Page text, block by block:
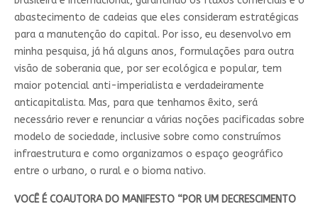
abastecimento de cadeias que eles consideram estratégicas
para a manutenção do capital. Por isso, eu desenvolvo em
minha pesquisa, já há alguns anos, formulações para outra
visão de soberania que, por ser ecológica e popular, tem
maior potencial anti-imperialista e verdadeiramente
anticapitalista. Mas, para que tenhamos êxito, será
necessário rever e renunciar a várias noções pacificadas sobre
modelo de sociedade, inclusive sobre como construímos
infraestrutura e como organizamos o espaço geográfico
entre o urbano, o rural e o bioma nativo.
VOCÊ É COAUTORA DO MANIFESTO “POR UM DECRESCIMENTO